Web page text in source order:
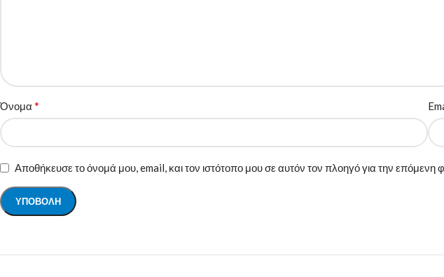
Όνομα *
Αποθήκευσε το όνομά μου, email, και τον ιστότοπο μου σε αυτόν τον πλοηγό για την